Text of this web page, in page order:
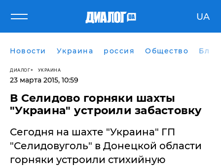
UA
Новости Украина россия Общество
ДИАЛОГ УКРАИНА
23 марта 2015, 10:59
В Селидово горняки шахты
"Украина" устроили забастовку
​Сегодня на шахте "Украина" ГП
"Селидовуголь" в Донецкой области
горняки устроили стихийную